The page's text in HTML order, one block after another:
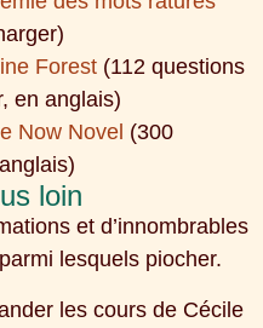
Forest (112 questions
en anglais)
Now Novel (300
loin
et d’innombrables
lesquels piocher.
les cours de Cécile